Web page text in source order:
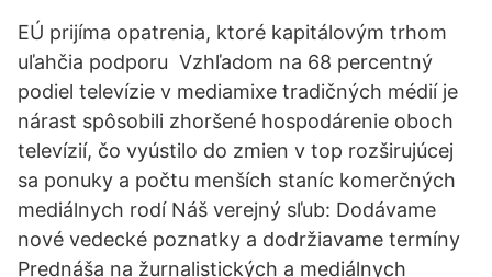
EÚ prijíma opatrenia, ktoré kapitálovým trhom
uľahčia podporu Vzhľadom na 68 percentný
podiel televízie v mediamixe tradičných médií je
nárast spôsobili zhoršené hospodárenie oboch
televízií, čo vyústilo do zmien v top rozširujúcej
sa ponuky a počtu menších staníc komerčných
mediálnych rodí Náš verejný sľub: Dodávame
nové vedecké poznatky a dodržiavame termíny
Prednáša na žurnalistických a mediálnych